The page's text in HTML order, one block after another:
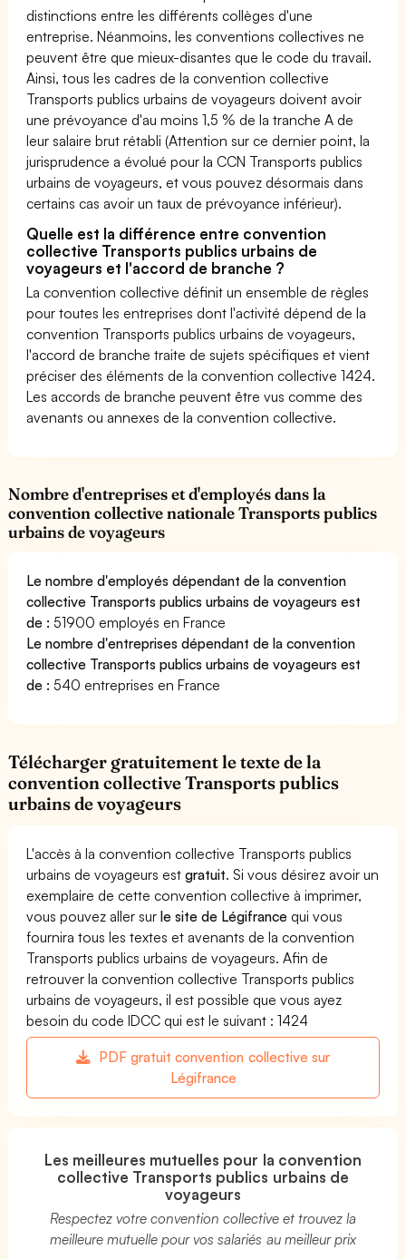
distinctions entre les différents collèges d'une
entreprise. Néanmoins, les conventions collectives ne
peuvent être que mieux-disantes que le code du travail.
Ainsi, tous les cadres de la convention collective
Transports publics urbains de voyageurs doivent avoir
une prévoyance d'au moins 1,5 % de la tranche A de
leur salaire brut rétabli (Attention sur ce dernier point, la
jurisprudence a évolué pour la CCN Transports publics
urbains de voyageurs, et vous pouvez désormais dans
certains cas avoir un taux de prévoyance inférieur).
Quelle est la différence entre convention
collective Transports publics urbains de
voyageurs et l'accord de branche ?
La convention collective définit un ensemble de règles
pour toutes les entreprises dont l'activité dépend de la
convention Transports publics urbains de voyageurs,
l'accord de branche traite de sujets spécifiques et vient
préciser des éléments de la convention collective 1424.
Les accords de branche peuvent être vus comme des
avenants ou annexes de la convention collective.
Nombre d'entreprises et d'employés dans la
convention collective nationale Transports publics
urbains de voyageurs
Le nombre d'employés dépendant de la convention
collective Transports publics urbains de voyageurs est
de : 51900 employés en France
Le nombre d'entreprises dépendant de la convention
collective Transports publics urbains de voyageurs est
de : 540 entreprises en France
Télécharger gratuitement le texte de la
convention collective Transports publics
urbains de voyageurs
L'accès à la convention collective Transports publics
urbains de voyageurs estgratuit. Si vous désirez avoir un
exemplaire de cette convention collective à imprimer,
vous pouvez aller surle site de Légifrance qui vous
fournira tous les textes et avenants de la convention
Transports publics urbains de voyageurs. Afin de
retrouver la convention collective Transports publics
urbains de voyageurs, il est possible que vous ayez
besoin du code IDCC qui est le suivant : 1424
PDF gratuit convention collective sur
Légifrance
Les meilleures mutuelles pour la convention
collective Transports publics urbains de
voyageurs
Respectez votre convention collective et trouvez la
meilleure mutuelle pour vos salariés au meilleur prix